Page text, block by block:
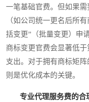
一笔基础官费。但如果
（如公司统一更名后所
括变更”（批量变更）申
商标变更官费会显著低
支出。对于拥有商标矩
则是优化成本的关键。
专业代理服务费的合